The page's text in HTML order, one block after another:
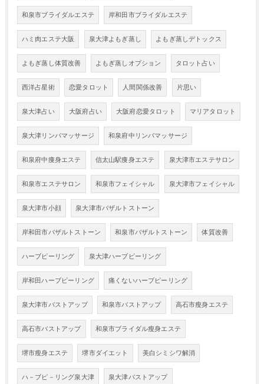
和泉市ブライダルエステ 岸和田市ブライダルエステ
ハミ肉エステ大阪 泉大津よもぎ蒸し よもぎ蒸しデトックス
よもぎ蒸し体質改善 よもぎ蒸しオプション タロット占い
西洋占星術 恋愛タロット 人間関係改善 片思い
泉大津占い 大阪府占い 大阪府恋愛タロット マリアタロット
泉大津リンパマッサージ 和泉府中リンパマッサージ
和泉府中痩身エステ 信太山駅痩身エステ 泉大津市エステサロン
和泉市エステサロン 和泉市フェイシャル 泉大津市フェイシャル
泉大津市小顔 泉大津市バザルトストーン
岸和田市バザルトストーン 和泉市バザルトストーン 体質改善
ハーブピーリング 泉大津ハーブピーリング
岸和田ハーブピーリング 痛くないハーブピーリング
泉大津市バストアップ 和泉市バストアップ 高石市瘦身エステ
高石市バストアップ 和泉市ブライダル瘦身エステ
堺市瘦身エステ 堺市ダイエット 美白シミシワ解消
ハ－ブピ－リング泉大津 泉大津バストアップ